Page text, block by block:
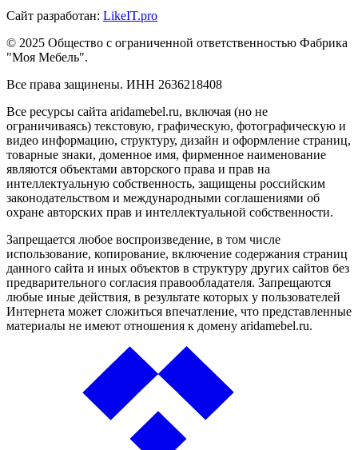
Сайт разработан: LikeIT.pro
© 2025 Общество с ограниченной ответственностью Фабрика
"Моя Мебель".
Все права защинены. ИНН 2636218408
Все ресурсы сайта aridamebel.ru, включая (но не
ограничиваясь) текстовую, графическую, фотографическую и
видео информацию, структуру, дизайн и оформление страниц,
товарные знаки, доменное имя, фирменное наименование
являются объектами авторского права и прав на
интеллектуальную собственность, защищены российским
законодательством и международными соглашениями об
охране авторских прав и интеллектуальной собственности.
Запрещается любое воспроизведение, в том числе
использование, копирование, включение содержания страниц
данного сайта и иных объектов в структуру других сайтов без
предварительного согласия правообладателя. Запрещаются
любые иные действия, в результате которых у пользователей
Интернета может сложиться впечатление, что представленные
материалы не имеют отношения к домену aridamebel.ru.